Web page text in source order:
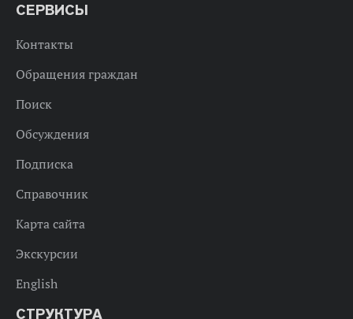
СЕРВИСЫ
Контакты
Обращения граждан
Поиск
Обсуждения
Подписка
Справочник
Карта сайта
Экскурсии
English
СТРУКТУРА